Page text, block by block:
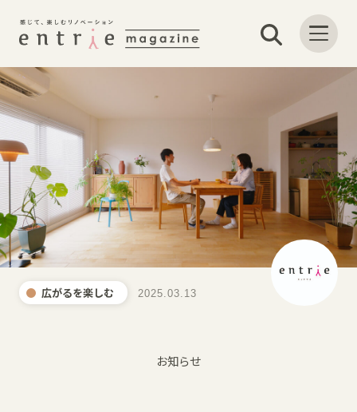
広がるを楽しむ 2025.03.13
お知らせ